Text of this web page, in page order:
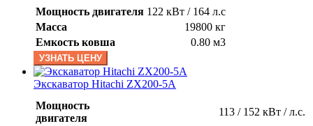
Мощность двигателя 122 кВт / 164 л.с
Масса
19800 кг
Емкость ковша
0.80 м3
УЗНАТЬ ЦЕНУ
Экскаватор Hitachi ZX200-5A
Мощность
двигателя
113 / 152 кВт / л.с.